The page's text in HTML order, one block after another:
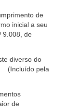
de
inicial a seu
de
diverso do
pela
de